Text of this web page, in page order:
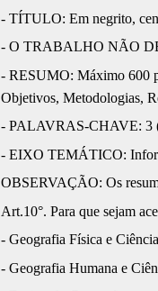
- TÍTULO: Em negrito,
- O TRABALHO NÃO
- RESUMO: Máximo 600
Objetivos, Metodologias,
- PALAVRAS-CHAVE: 3
- EIXO TEMÁTICO:
OBSERVAÇÃO: Os
Art.10°. Para que sejam
- Geografia Física e
- Geografia Humana e